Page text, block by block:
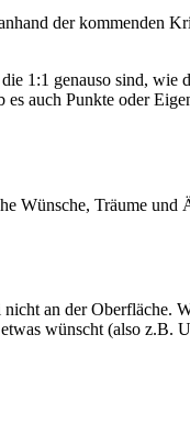
der kommenden
1:1 genauso sind, wie
auch Punkte oder
Wünsche, Träume und
an der Oberfläche.
wünscht (also z.B.